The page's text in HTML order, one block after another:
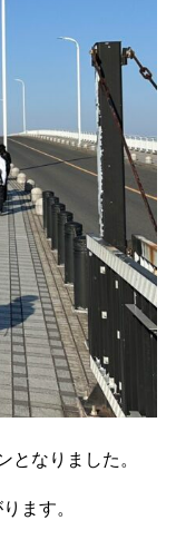
なりました。
ます。